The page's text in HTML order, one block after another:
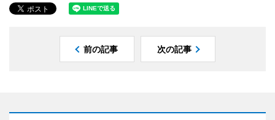
前の記事 次の記事